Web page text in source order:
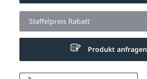
Staffelpreis Rabatt
Produkt anfragen